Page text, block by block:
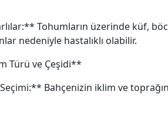
Tohumların üzerinde küf,
nedeniyle hastalıklı olabilir.
Türü ve Çeşidi**
Bahçenizin iklim ve